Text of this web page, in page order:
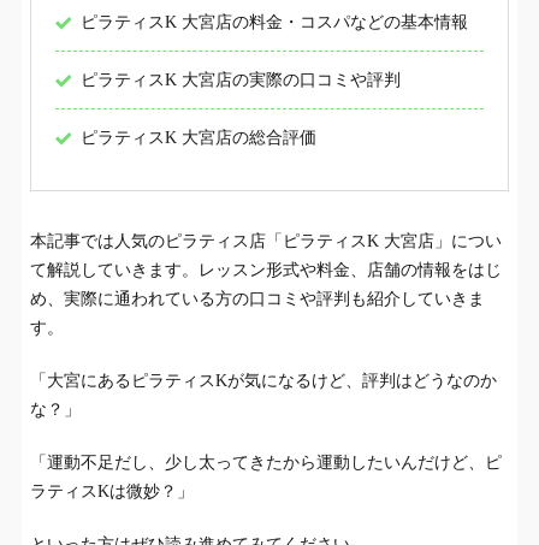
ピラティスK 大宮店の料金・コスパなどの基本情報
ピラティスK 大宮店の実際の口コミや評判
ピラティスK 大宮店の総合評価
本記事では人気のピラティス店「ピラティスK 大宮店」につい
て解説していきます。レッスン形式や料金、店舗の情報をはじ
め、実際に通われている方の口コミや評判も紹介していきま
す。
「大宮にあるピラティスKが気になるけど、評判はどうなのか
な？」
「運動不足だし、少し太ってきたから運動したいんだけど、ピ
ラティスKは微妙？」